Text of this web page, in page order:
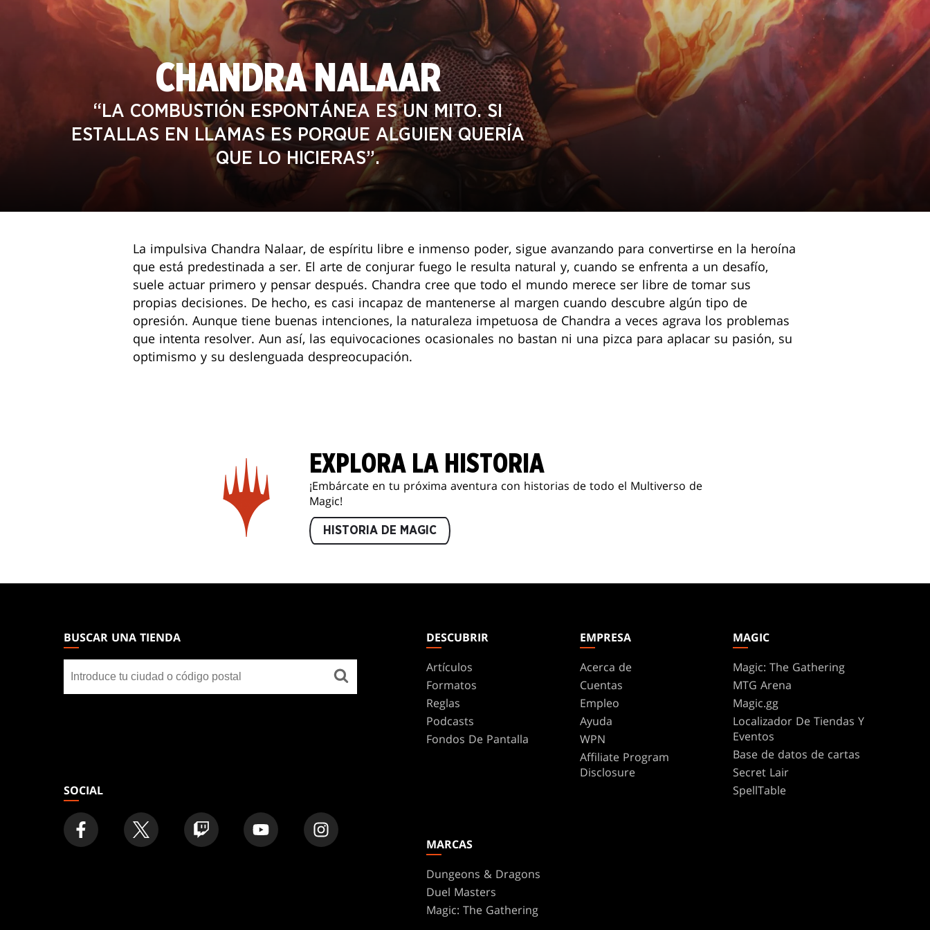
CHANDRA NALAAR
“LA COMBUSTIÓN ESPONTÁNEA ES UN MITO. SI
ESTALLAS EN LLAMAS ES PORQUE ALGUIEN QUERÍA
QUE LO HICIERAS”.
La impulsiva Chandra Nalaar, de espíritu libre e inmenso poder, sigue avanzando para convertirse en la heroína
que está predestinada a ser. El arte de conjurar fuego le resulta natural y, cuando se enfrenta a un desafío,
suele actuar primero y pensar después. Chandra cree que todo el mundo merece ser libre de tomar sus
propias decisiones. De hecho, es casi incapaz de mantenerse al margen cuando descubre algún tipo de
opresión. Aunque tiene buenas intenciones, la naturaleza impetuosa de Chandra a veces agrava los problemas
que intenta resolver. Aun así, las equivocaciones ocasionales no bastan ni una pizca para aplacar su pasión, su
optimismo y su deslenguada despreocupación.
EXPLORA LA HISTORIA
¡Embárcate en tu próxima aventura con historias de todo el Multiverso de
Magic!
HISTORIA DE MAGIC
GATHERINGBUSCAR UNA TIENDA
una
tienda
SOCIAL
DESCUBRIR
Artículos
Formatos
Reglas
Podcasts
Fondos De Pantalla
EMPRESA
Acerca de
Cuentas
Empleo
Ayuda
WPN
Affiliate Program
Disclosure
MAGIC
Magic: The Gathering
MTG Arena
Magic.gg
Localizador De Tiendas Y
Eventos
Base de datos de cartas
Secret Lair
SpellTable
MARCAS
Dungeons & Dragons
Duel Masters
Magic: The Gathering